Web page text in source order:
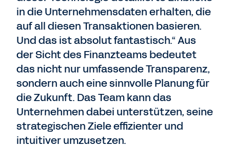
in die Unternehmensdaten erhalten, die
auf all diesen Transaktionen basieren.
Und das ist absolut fantastisch.“ Aus
der Sicht des Finanzteams bedeutet
das nicht nur umfassende Transparenz,
sondern auch eine sinnvolle Planung für
die Zukunft. Das Team kann das
Unternehmen dabei unterstützen, seine
strategischen Ziele effizienter und
intuitiver umzusetzen.